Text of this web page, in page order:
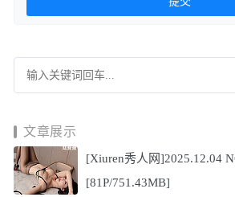
文章展示
[Xiuren秀人网]2025.12.04
[81P/751.43MB]